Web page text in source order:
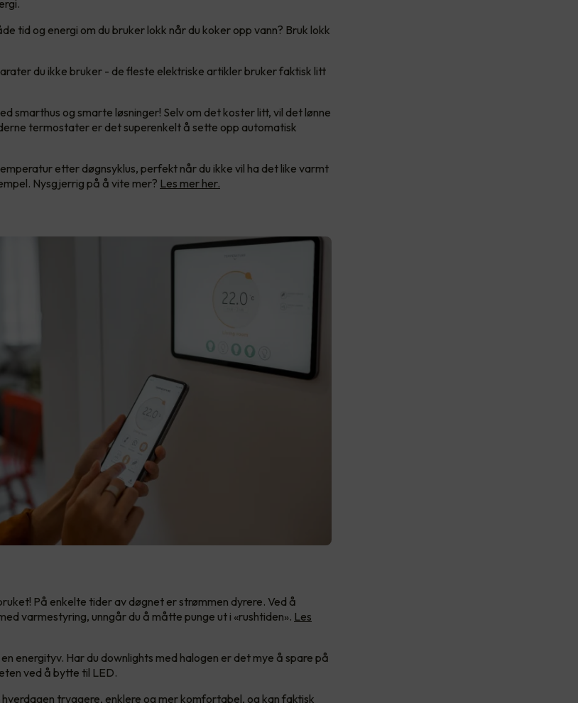
tid og energi om du bruker lokk når du koker opp vann? Bruk lokk
du ikke bruker - de fleste elektriske artikler bruker faktisk litt
smarthus og smarte løsninger! Selv om det koster litt, vil det lønne
termostater er det superenkelt å sette opp automatisk
etter døgnsyklus, perfekt når du ikke vil ha det like varmt
Nysgjerrig på å vite mer? Les mer her.
På enkelte tider av døgnet er strømmen dyrere. Ved å
varmestyring, unngår du å måtte punge ut i «rushtiden». Les
energityv. Har du downlights med halogen er det mye å spare på
ved å bytte til LED.
tryggere, enklere og mer komfortabel, og kan faktisk